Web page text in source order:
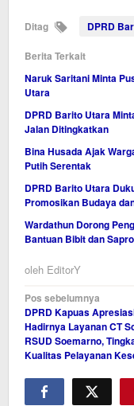
Ditag DPRD
Berita Terkait
Naruk Saritani Minta
Utara
DPRD Barito Utara
Jalan Ditingkatkan
Bina Husada Ajak
Putih Serentak
DPRD Barito Utara
Promosikan Budaya
Wardathun Dorong
Bantuan Bibit dan
oleh EditorY
Navigasi
pos
Pos sebelumnya
DPRD Kapuas
Hadirnya Layanan CT
RSUD Soemarno,
Kualitas Pelayanan